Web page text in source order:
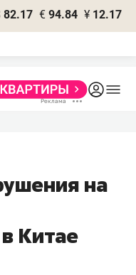
82.17 € 94.84 ¥ 12.17
на
Китае